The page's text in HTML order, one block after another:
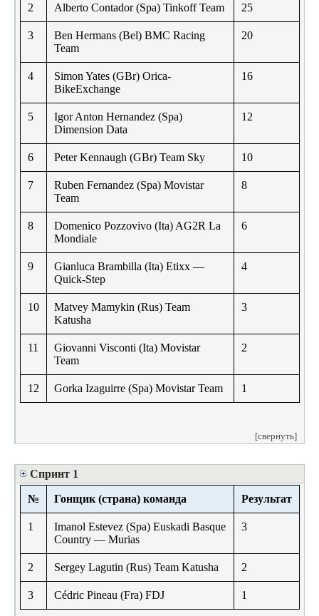
2 Alberto Contador (Spa) Tinkoff Team 25
3
Ben Hermans (Bel) BMC Racing
Team
20
4
Simon Yates (GBr) Orica-
BikeExchange
16
5
Igor Anton Hernandez (Spa)
Dimension Data
12
6 Peter Kennaugh (GBr) Team Sky 10
7
Ruben Fernandez (Spa) Movistar
Team
8
8
Domenico Pozzovivo (Ita) AG2R La
Mondiale
6
9
Gianluca Brambilla (Ita) Etixx —
Quick-Step
4
10
Matvey Mamykin (Rus) Team
Katusha
3
11
Giovanni Visconti (Ita) Movistar
Team
2
12 Gorka Izaguirre (Spa) Movistar Team 1
[свернуть]
Спринт 1
№ Гонщик (страна) команда Результат
1
Imanol Estevez (Spa) Euskadi Basque
Country — Murias
3
2 Sergey Lagutin (Rus) Team Katusha 2
3 Cédric Pineau (Fra) FDJ 1